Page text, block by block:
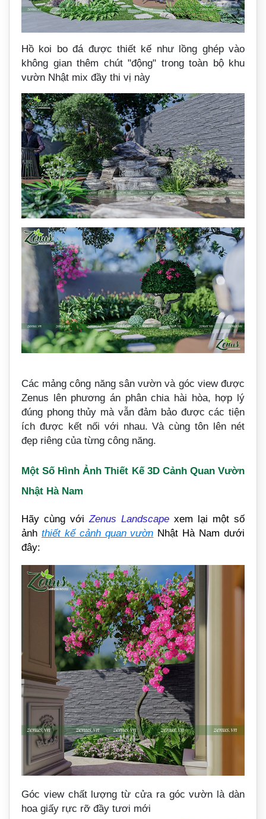
Hồ koi bo đá được thiết kế như lồng ghép vào
không gian thêm chút "động" trong toàn bộ khu
vườn Nhật mix đầy thi vị này
Các mảng công năng sân vườn và góc view được
Zenus lên phương án phân chia hài hòa, hợp lý
đúng phong thủy mà vẫn đảm bảo được các tiện
ích được kết nối với nhau. Và cùng tôn lên nét
đẹp riêng của từng công năng.
Một Số Hình Ảnh Thiết Kế 3D Cảnh Quan Vườn
Nhật Hà Nam
Hãy cùng với Zenus Landscape xem lại một số
ảnh thiết kế cảnh quan vườn Nhật Hà Nam dưới
đây:
Góc view chất lượng từ cửa ra góc vườn là dàn
hoa giấy rực rỡ đầy tươi mới